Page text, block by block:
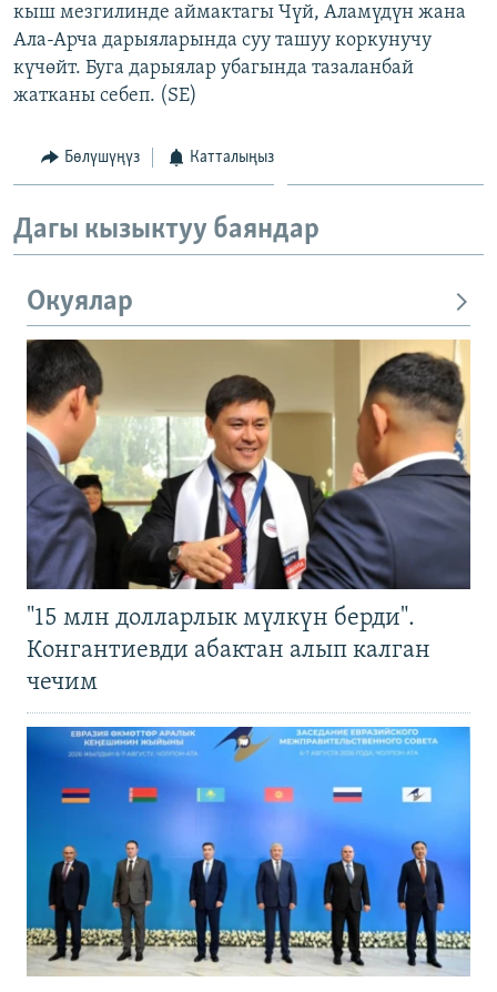
кыш мезгилинде аймактагы Чүй, Аламүдүн жана
Ала-Арча дарыяларында суу ташуу коркунучу
күчөйт. Буга дарыялар убагында тазаланбай
жатканы себеп. (SE)
Бөлүшүңүз Катталыңыз
Дагы кызыктуу баяндар
Окуялар
"15 млн долларлык мүлкүн берди".
Конгантиевди абактан алып калган
чечим